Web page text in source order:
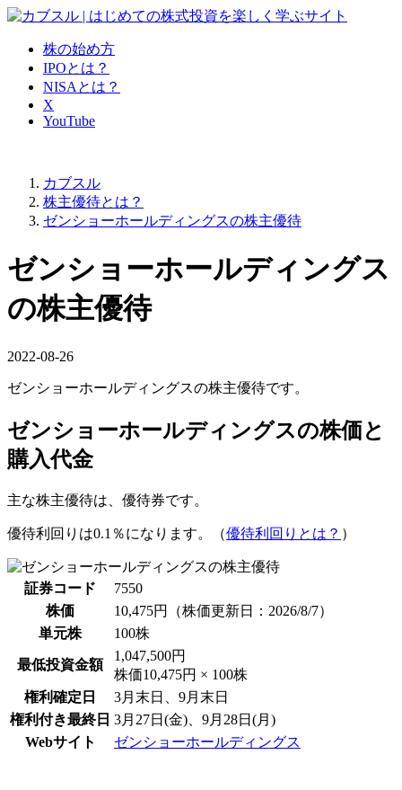
株の始め方
IPOとは？
NISAとは？
X
YouTube
カブスル
株主優待とは？
ゼンショーホールディングスの株主優待
ゼンショーホールディングス
の株主優待
2022-08-26
ゼンショーホールディングスの株主優待です。
ゼンショーホールディングスの株価と
購入代金
主な株主優待は、 優待券です。
優待利回りは0.1％になります。（優待利回りとは？ ）
証券コード
7550
株価
10,475円
（株価更新日：2026/8/7）
単元株
100株
最低投資金額
1,047,500円
株価10,475円 × 100株
権利確定日
3月末日、9月末日
権利付き最終日 3月27日(金)、9月28日(月)
Webサイト
ゼンショーホールディングス